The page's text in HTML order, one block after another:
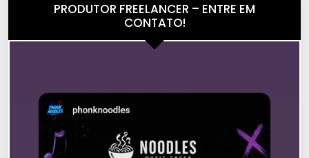
PRODUTOR FREELANCER – ENTRE EM
CONTATO!